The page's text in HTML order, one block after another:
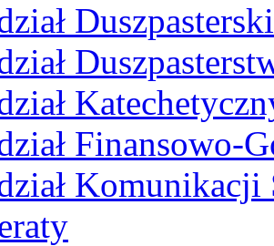
Duszpasterski
Finansowo-
Komunikacji